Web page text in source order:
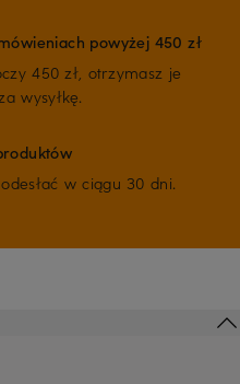
powyżej 450 zł
450 zł, otrzymasz je
wysyłkę.
w ciągu 30 dni.